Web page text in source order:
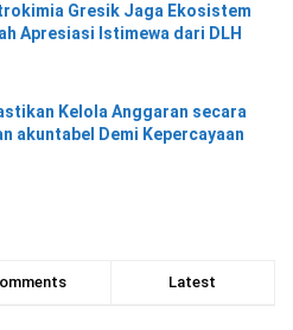
Gresik Jaga Ekosistem
Apresiasi Istimewa dari DLH
Kelola Anggaran secara
akuntabel Demi Kepercayaan
Latest